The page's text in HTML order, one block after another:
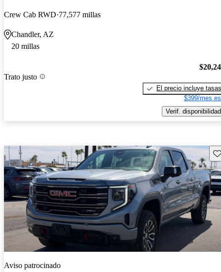
Crew Cab RWD 77,577 millas
Chandler, AZ
20 millas
Trato justo
El precio incluye tasas
$399/mes
Verif. disponibilidad
Aviso patrocinado